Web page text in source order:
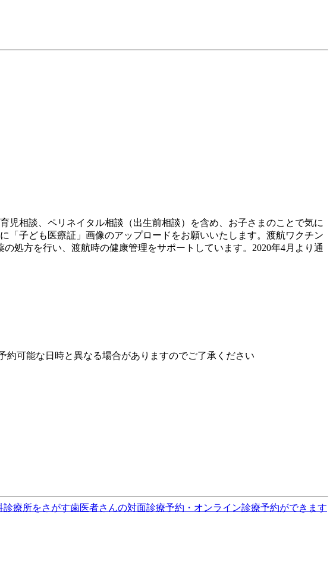
相談、ペリネイタル相談（出生前相談）を含め、お子さまのことで気に
「子ども医療証」画像のアップロードをお願いいたします。渡航ワクチン
処方を行い、渡航時の健康管理をサポートしています。2020年4月より通
可能な日時と異なる場合がありますのでご了承ください
診療所をさがす歯医者さんの対面診療予約・オンライン診療予約ができます